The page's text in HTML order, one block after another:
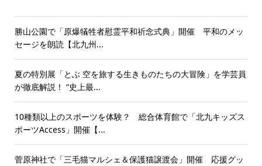
勝山公園で「原爆犠牲者慰霊平和祈念式典」開催 平和のメッ
セージを朗読【北九州...
夏の特別展「とぶ 空を旅する生きものたちの大冒険」を学芸員
が徹底解説！ “史上最...
10種類以上のスポーツを体験？ 総合体育館で「北九キッズス
ポーツAccess」開催【...
菅原神社で「三毛猫マルシェ＆保護猫譲渡会」開催 応援グッ